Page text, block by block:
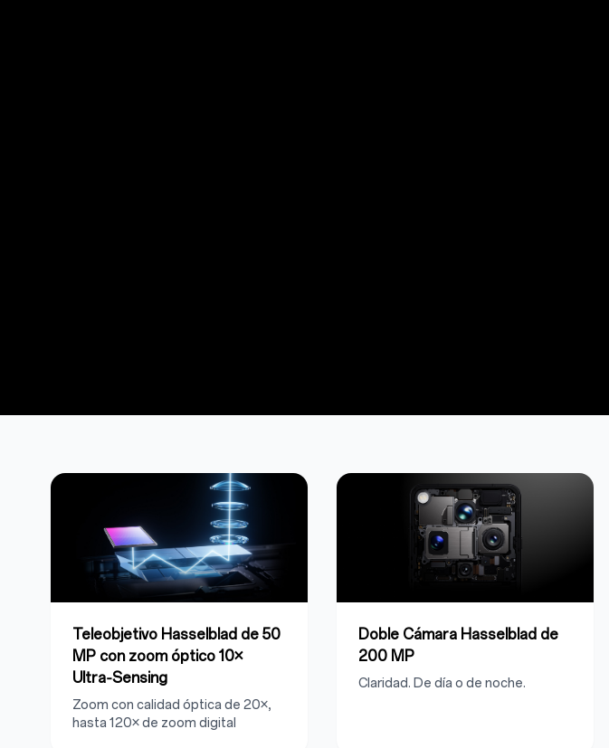
Teleobjetivo Hasselblad de 50
MP con zoom óptico 10×
Ultra‑Sensing
Zoom con calidad óptica de 20×,
hasta 120× de zoom digital
Doble Cámara Hasselblad de
200 MP
Claridad. De día o de noche.